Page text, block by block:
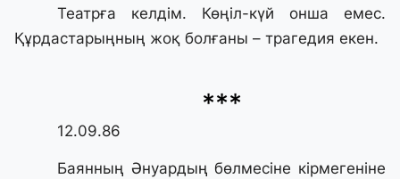
Театрға келдiм. Көңiл-күй онша емес.
Құрдастарыңның жоқ болғаны – трагедия екен.
***
12.09.86
Баянның Әнуардың бөлмесiне кiрмегенiне